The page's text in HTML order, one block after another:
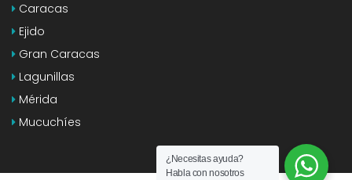
Caracas
Ejido
Gran Caracas
Lagunillas
Mérida
Mucuchíes
¿Necesitas ayuda?
Habla con nosotros